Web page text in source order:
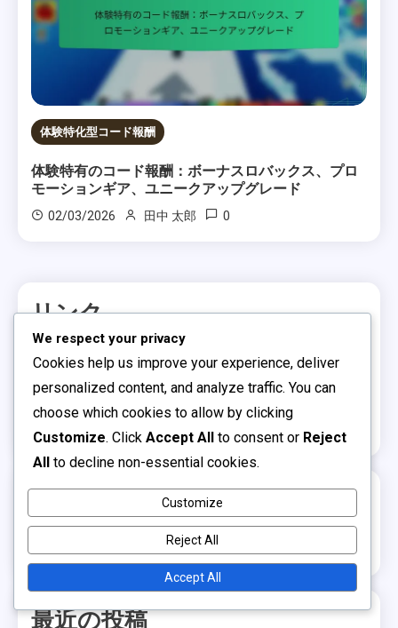
体験特化型コード報酬
体験特有のコード報酬：ボーナスロバックス、プロ
モーションギア、ユニークアップグレード
02/03/2026 田中 太郎 0
リンク
私たちの物語
コンテンツ
お問い合わせ
for:
最近の投稿
We respect your privacy
Cookies help us improve your experience, deliver
personalized content, and analyze traffic. You can
choose which cookies to allow by clicking
Customize. Click Accept All to consent or Reject
All to decline non-essential cookies.
Customize
Reject All
Accept All